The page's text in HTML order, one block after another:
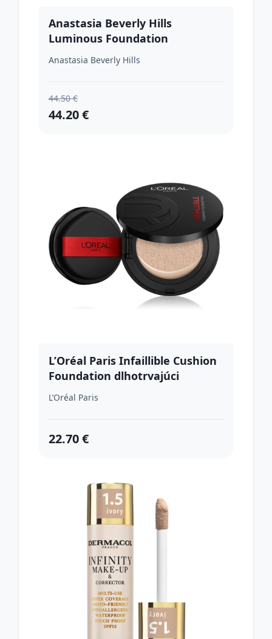
Anastasia Beverly Hills
Luminous Foundation
rozjasňujúci make-up odtieň
Anastasia Beverly Hills
44.50 €
44.20 €
L’Oréal Paris Infaillible Cushion
Foundation dlhotrvajúci
kompaktný make-up odtieň
L’Oréal Paris
22.70 €